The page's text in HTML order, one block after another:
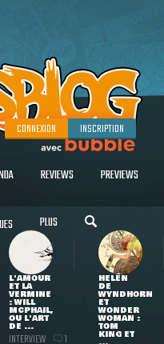
CONNEXION INSCRIPTION
REVIEWS PREVIEWS
PLUS
L'AMOUR
ET LA
VERMINE
: WILL
MCPHAIL,
OU L'ART
DE ...
INTERVIEW 1
HELEN
DE
WYNDHORN
ET
WONDER
WOMAN :
TOM
KING ET